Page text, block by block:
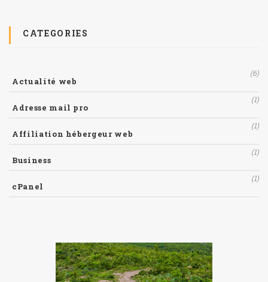
CATEGORIES
(6)
Actualité web
(1)
Adresse mail pro
(1)
Affiliation hébergeur web
(1)
Business
(1)
cPanel